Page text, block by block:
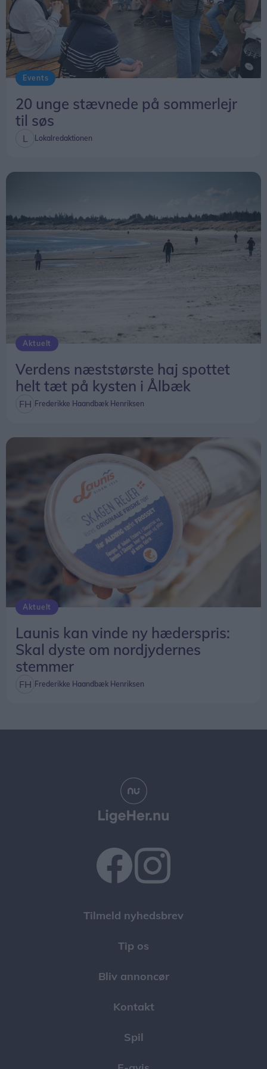
Events
20 unge stævnede på sommerlejr
til søs
Lokalredaktionen
Aktuelt
Verdens næststørste haj spottet
helt tæt på kysten i Ålbæk
Frederikke Haandbæk Henriksen
Aktuelt
Launis kan vinde ny hæderspris:
Skal dyste om nordjydernes
stemmer
Frederikke Haandbæk Henriksen
Tilmeld nyhedsbrev
Tip os
Bliv annoncør
Kontakt
Spil